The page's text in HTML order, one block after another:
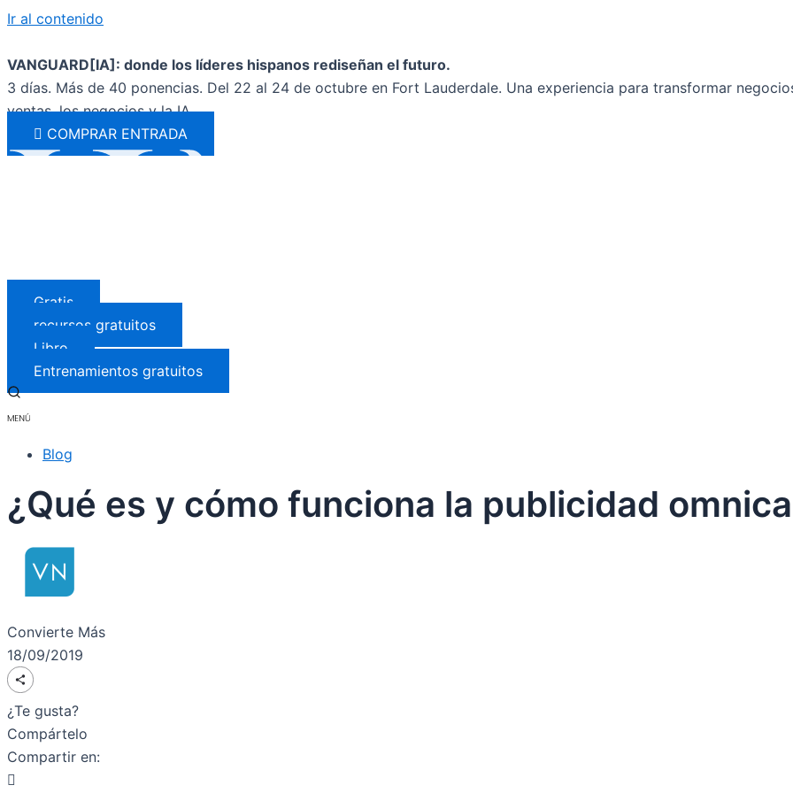
Ir al contenido
VANGUARD[IA]: donde los líderes hispanos rediseñan el futuro.
3 días. Más de 40 ponencias. Del 22 al 24 de octubre en Fort Lauderdale. Una experiencia para transformar
ventas, los negocios y la IA.
COMPRAR ENTRADA
Gratis
recursos gratuitos
Libro
Entrenamientos gratuitos
Blog
¿Qué es y cómo funciona la publicidad
Convierte Más
18/09/2019
¿Te gusta?
Compártelo
Compartir en: